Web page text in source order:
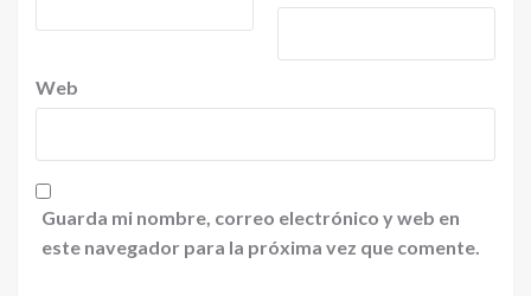
Web
Guarda mi nombre, correo electrónico y web en
este navegador para la próxima vez que comente.